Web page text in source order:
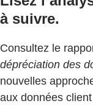
à suivre.
Consultez le
dépréciation des
nouvelles
aux données